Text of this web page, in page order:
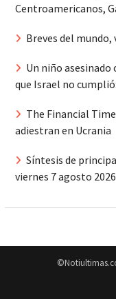
Centroamericanos,
Breves del mundo,
Un niño asesinado
que Israel no
The Financial
adiestran en Ucrania
Síntesis de
viernes 7 agosto 2026